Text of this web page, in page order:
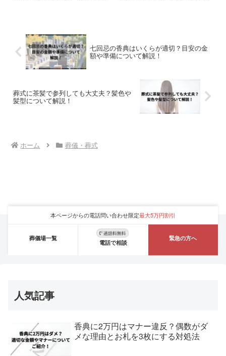
七回忌の香典はいくらが適切？目安の金
額や準備について解説！
葬式に茶髪で参列しても大丈夫？髪色や
髪型について解説！
ホーム 葬儀・葬式
本ページからの電話問い合わせ限定最大5万円割引
葬儀場一覧
電話で相談
緊急の方へ
人気記事
香典に2万円はマナー違反？偶数がダ
メな理由とお札を3枚にする対処法